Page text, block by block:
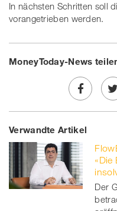
In nächsten Schritten soll
vorangetrieben werden.
MoneyToday-News
Share
on
er
Verwandte Artikel
«Die
Der